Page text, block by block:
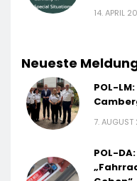
14. APRIL
Neueste
POL-
7.
POL-